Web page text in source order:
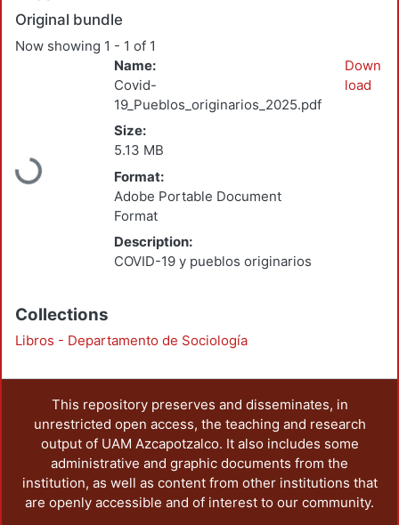
Original bundle
Now showing 1 - 1 of 1
Loading...
Name:
Covid-
19_Pueblos_originarios_2025.pdf
Size:
5.13 MB
Format:
Adobe Portable Document
Format
Description:
COVID-19 y pueblos originarios
Down
load
Collections
Libros - Departamento de Sociología
This repository preserves and disseminates, in
unrestricted open access, the teaching and research
output of UAM Azcapotzalco. It also includes some
administrative and graphic documents from the
institution, as well as content from other institutions that
are openly accessible and of interest to our community.